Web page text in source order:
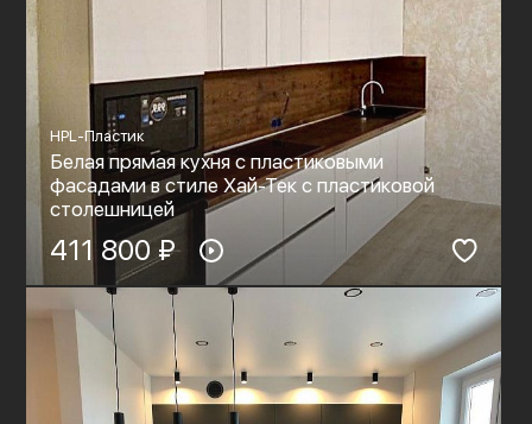
HPL-Пластик
Белая прямая кухня с пластиковыми
фасадами в стиле Хай-Тек с пластиковой
столешницей
411 800 ₽